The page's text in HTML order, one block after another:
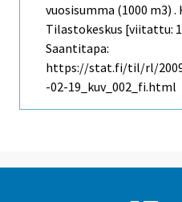
vuosisumma (1000 m3) .
Tilastokeskus [viitattu:
Saantitapa:
https://stat.fi/til/rl/
-02-19_kuv_002_fi.html